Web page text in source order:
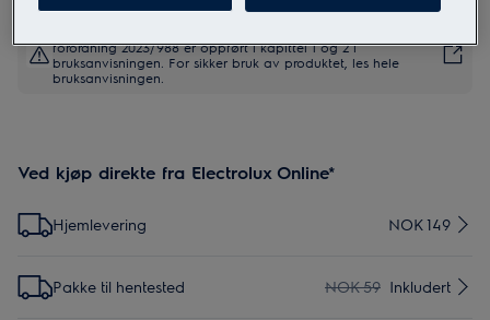
forordning 2023/988 er oppført i kapittel 1 og 2 i
bruksanvisningen. For sikker bruk av produktet, les hele
bruksanvisningen.
Ved kjøp direkte fra Electrolux Online*
Hjemlevering NOK 149
Pakke til hentested NOK 59 Inkludert